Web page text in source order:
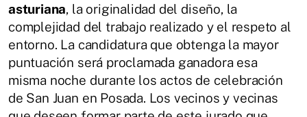
asturiana, la originalidad del diseño, la
complejidad del trabajo realizado y el respeto al
entorno. La candidatura que obtenga la mayor
puntuación será proclamada ganadora esa
misma noche durante los actos de celebración
de San Juan en Posada. Los vecinos y vecinas